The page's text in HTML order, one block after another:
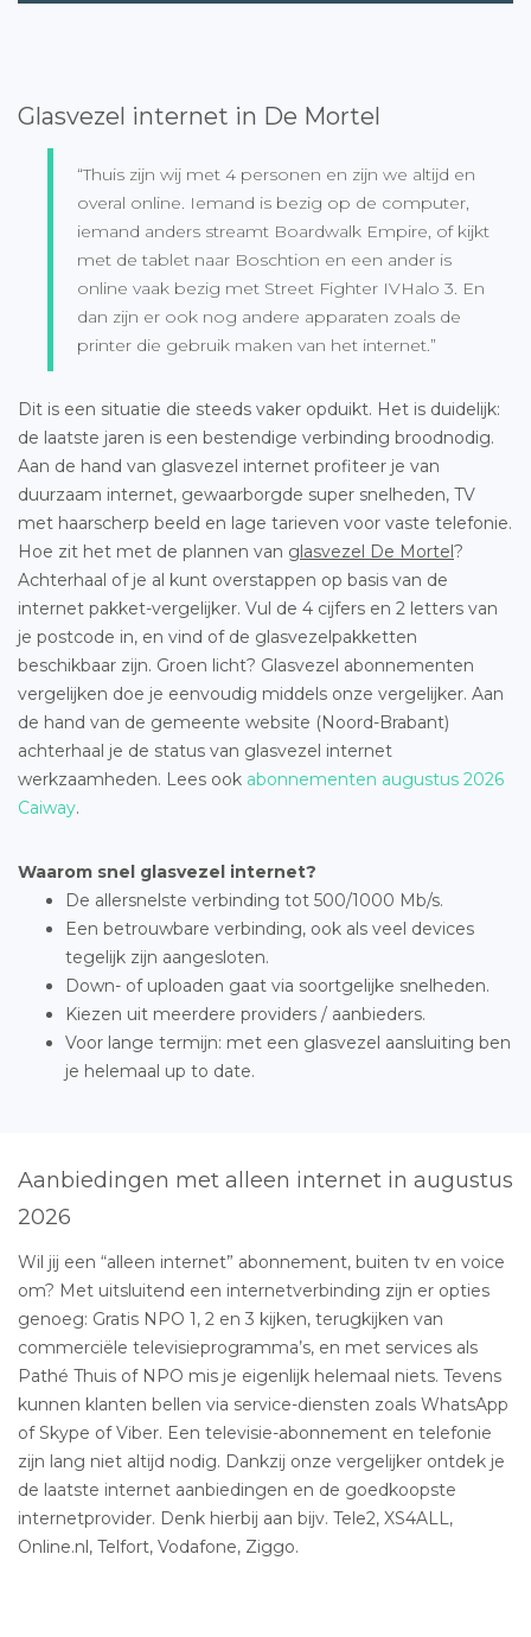
Glasvezel internet in De Mortel
“Thuis zijn wij met 4 personen en zijn we altijd en
overal online. Iemand is bezig op de computer,
iemand anders streamt Boardwalk Empire, of kijkt
met de tablet naar Boschtion en een ander is
online vaak bezig met Street Fighter IVHalo 3. En
dan zijn er ook nog andere apparaten zoals de
printer die gebruik maken van het internet.”
Dit is een situatie die steeds vaker opduikt. Het is duidelijk:
de laatste jaren is een bestendige verbinding broodnodig.
Aan de hand van glasvezel internet profiteer je van
duurzaam internet, gewaarborgde super snelheden, TV
met haarscherp beeld en lage tarieven voor vaste telefonie.
Hoe zit het met de plannen van glasvezel De Mortel?
Achterhaal of je al kunt overstappen op basis van de
internet pakket-vergelijker. Vul de 4 cijfers en 2 letters van
je postcode in, en vind of de glasvezelpakketten
beschikbaar zijn. Groen licht? Glasvezel abonnementen
vergelijken doe je eenvoudig middels onze vergelijker. Aan
de hand van de gemeente website (Noord-Brabant)
achterhaal je de status van glasvezel internet
werkzaamheden. Lees ook abonnementen augustus 2026
Caiway.
Waarom snel glasvezel internet?
De allersnelste verbinding tot 500/1000 Mb/s.
Een betrouwbare verbinding, ook als veel devices
tegelijk zijn aangesloten.
Down- of uploaden gaat via soortgelijke snelheden.
Kiezen uit meerdere providers / aanbieders.
Voor lange termijn: met een glasvezel aansluiting ben
je helemaal up to date.
Aanbiedingen met alleen internet in augustus
2026
Wil jij een “alleen internet” abonnement, buiten tv en voice
om? Met uitsluitend een internetverbinding zijn er opties
genoeg: Gratis NPO 1, 2 en 3 kijken, terugkijken van
commerciële televisieprogramma’s, en met services als
Pathé Thuis of NPO mis je eigenlijk helemaal niets. Tevens
kunnen klanten bellen via service-diensten zoals WhatsApp
of Skype of Viber. Een televisie-abonnement en telefonie
zijn lang niet altijd nodig. Dankzij onze vergelijker ontdek je
de laatste internet aanbiedingen en de goedkoopste
internetprovider. Denk hierbij aan bijv. Tele2, XS4ALL,
Online.nl, Telfort, Vodafone, Ziggo.